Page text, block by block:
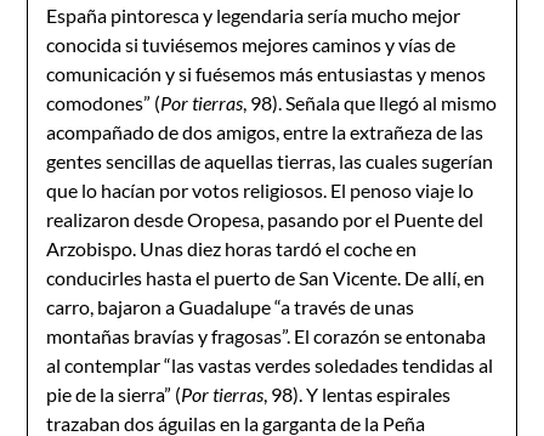
España pintoresca y legendaria sería mucho mejor
conocida si tuviésemos mejores caminos y vías de
comunicación y si fuésemos más entusiastas y menos
comodones” (Por tierras, 98). Señala que llegó al mismo
acompañado de dos amigos, entre la extrañeza de las
gentes sencillas de aquellas tierras, las cuales sugerían
que lo hacían por votos religiosos. El penoso viaje lo
realizaron desde Oropesa, pasando por el Puente del
Arzobispo. Unas diez horas tardó el coche en
conducirles hasta el puerto de San Vicente. De allí, en
carro, bajaron a Guadalupe “a través de unas
montañas bravías y fragosas”. El corazón se entonaba
al contemplar “las vastas verdes soledades tendidas al
pie de la sierra” (Por tierras, 98). Y lentas espirales
trazaban dos águilas en la garganta de la Peña